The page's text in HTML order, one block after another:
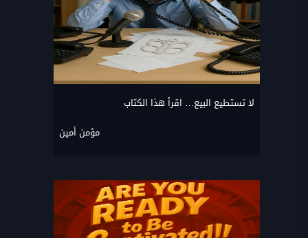
لا تستطيع البيع… اقرأ هذا الكتاب
مؤمن أمين